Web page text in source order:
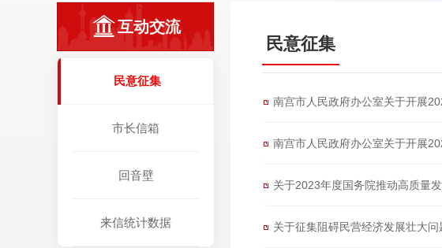
互动交流
民意征集
市长信箱
回音壁
来信统计数据
民意征集
南宫市人民政府办公室关于开展
南宫市人民政府办公室关于开展
关于2023年度国务院推动高质量
关于征集阻碍民营经济发展壮大